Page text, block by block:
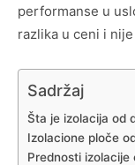
performanse u
razlika u ceni i
Sadržaj
Šta je izolacija od
Izolacione ploče
Prednosti